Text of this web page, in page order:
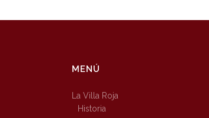
MENÚ
La Villa Roja
Historia